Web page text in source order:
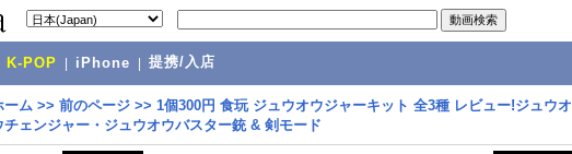
K-POP iPhone 提携/入店
ーム >> 前のページ >> 1個300円 食玩 ジュウオウジャーキット 全3種 レビュー!ジュウオ
チェンジャー・ジュウオウバスター銃 & 剣モード